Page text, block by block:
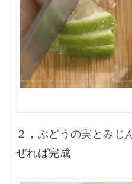
２，ぶどうの実とみじ
ぜれば完成